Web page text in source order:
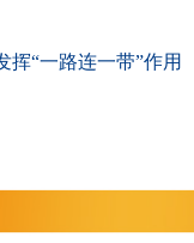
“一路连一带”作用